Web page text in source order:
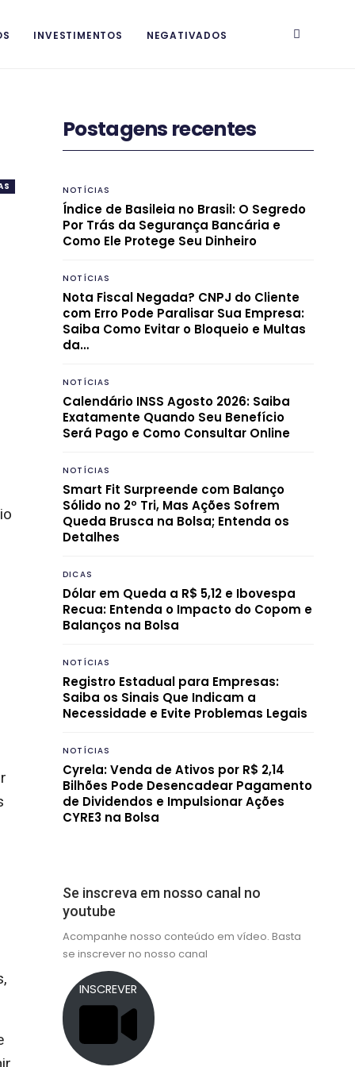
INVESTIMENTOS NEGATIVADOS
Postagens recentes
NOTÍCIAS
Índice de Basileia no Brasil: O Segredo
Por Trás da Segurança Bancária e
Como Ele Protege Seu Dinheiro
NOTÍCIAS
Nota Fiscal Negada? CNPJ do Cliente
com Erro Pode Paralisar Sua Empresa:
Saiba Como Evitar o Bloqueio e Multas
da…
NOTÍCIAS
Calendário INSS Agosto 2026: Saiba
Exatamente Quando Seu Benefício
Será Pago e Como Consultar Online
NOTÍCIAS
Smart Fit Surpreende com Balanço
Sólido no 2º Tri, Mas Ações Sofrem
Queda Brusca na Bolsa; Entenda os
Detalhes
DICAS
Dólar em Queda a R$ 5,12 e Ibovespa
Recua: Entenda o Impacto do Copom e
Balanços na Bolsa
NOTÍCIAS
Registro Estadual para Empresas:
Saiba os Sinais Que Indicam a
Necessidade e Evite Problemas Legais
NOTÍCIAS
Cyrela: Venda de Ativos por R$ 2,14
Bilhões Pode Desencadear Pagamento
de Dividendos e Impulsionar Ações
CYRE3 na Bolsa
Se inscreva em nosso canal no
youtube
Acompanhe nosso conteúdo em vídeo. Basta
se inscrever no nosso canal
INSCREVER